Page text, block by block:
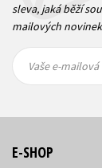
sleva, jaká běží
mailových novinek
mailová
mailová
Vaše e-
E-SHOP